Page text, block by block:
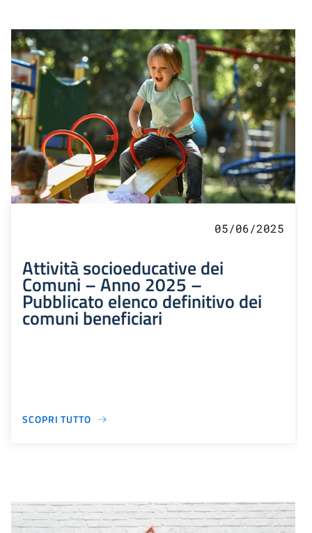
05/06/2025
Attività socioeducative dei
Comuni – Anno 2025 –
Pubblicato elenco definitivo dei
comuni beneficiari
SCOPRI TUTTO